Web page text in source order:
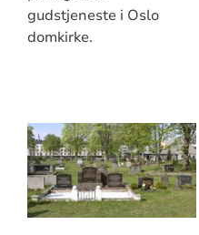
gudstjeneste i Oslo
domkirke.